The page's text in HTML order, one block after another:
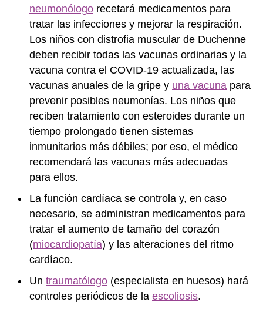
neumonólogo recetará medicamentos para
tratar las infecciones y mejorar la respiración.
Los niños con distrofia muscular de Duchenne
deben recibir todas las vacunas ordinarias y la
vacuna contra el COVID-19 actualizada, las
vacunas anuales de la gripe y una vacuna para
prevenir posibles neumonías. Los niños que
reciben tratamiento con esteroides durante un
tiempo prolongado tienen sistemas
inmunitarios más débiles; por eso, el médico
recomendará las vacunas más adecuadas
para ellos.
La función cardíaca se controla y, en caso
necesario, se administran medicamentos para
tratar el aumento de tamaño del corazón
(miocardiopatía) y las alteraciones del ritmo
cardíaco.
Un traumatólogo (especialista en huesos) hará
controles periódicos de la escoliosis.